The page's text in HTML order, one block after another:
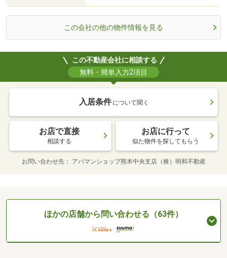
この会社の他の物件情報を見る
この不動産会社に相談する
無料・簡単入力2項目
入居条件 について聞く
お店で直接
相談する
お店に行って
似た物件を探してもらう
お問い合わせ先 アパマンショップ熊本中央支店（株）明和不動産
ほかの店舗から問い合わせる（63件）